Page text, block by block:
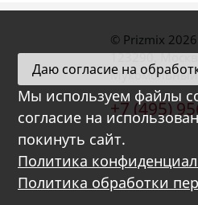
© Prizmix 2026
123290,
+7 (495)
Даю согласие на
Мы используем файлы
согласие на
покинуть сайт.
Политика
Политика обработки